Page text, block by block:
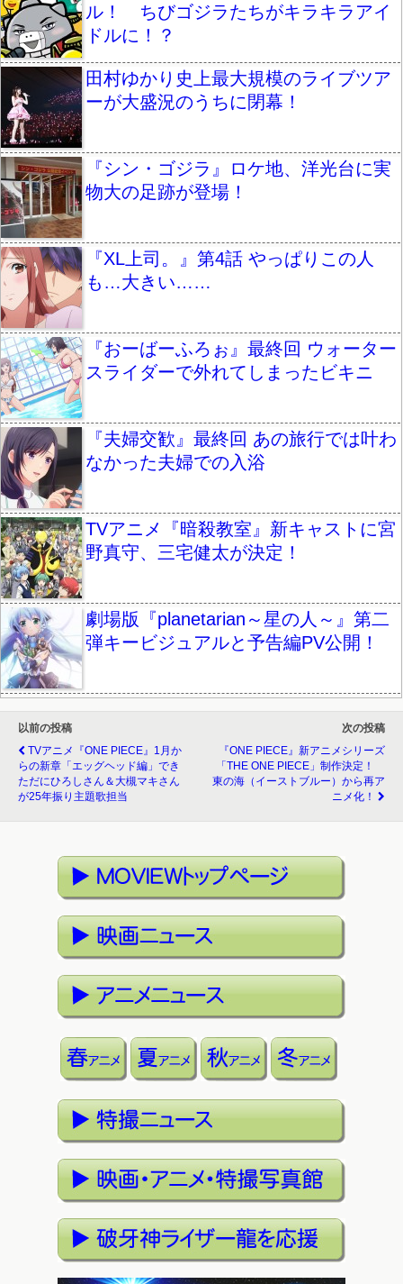
ル！ ちびゴジラたちがキラキラアイ
ドルに！？
田村ゆかり史上最大規模のライブツア
ーが大盛況のうちに閉幕！
『シン・ゴジラ』ロケ地、洋光台に実
物大の足跡が登場！
『XL上司。』第4話 やっぱりこの人
も…大きい……
『おーばーふろぉ』最終回 ウォーター
スライダーで外れてしまったビキニ
『夫婦交歓』最終回 あの旅行では叶わ
なかった夫婦での入浴
TVアニメ『暗殺教室』新キャストに宮
野真守、三宅健太が決定！
劇場版『planetarian～星の人～』第二
弾キービジュアルと予告編PV公開！
以前の投稿
TVアニメ『ONE PIECE』1月か
らの新章「エッグヘッド編」でき
ただにひろしさん＆大槻マキさん
が25年振り主題歌担当
次の投稿
『ONE PIECE』新アニメシリーズ
「THE ONE PIECE」制作決定！
東の海（イーストブルー）から再ア
ニメ化！